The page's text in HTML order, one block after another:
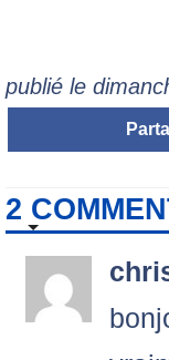
publié le
2